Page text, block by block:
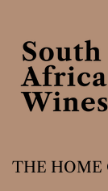
THE HOME